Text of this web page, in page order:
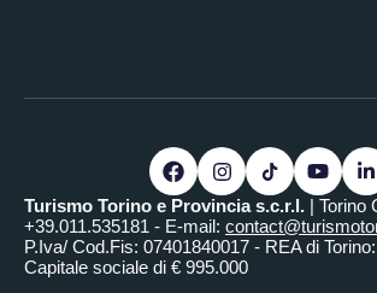
Turismo Torino e Provincia s.c.r.l. | Torino
+39.011.535181 - E-mail:
P.Iva/ Cod.Fis: 07401840017 - REA di
Capitale sociale di € 995.000